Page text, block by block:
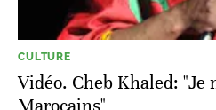
CULTURE
Vidéo. Cheb Khaled: "Je